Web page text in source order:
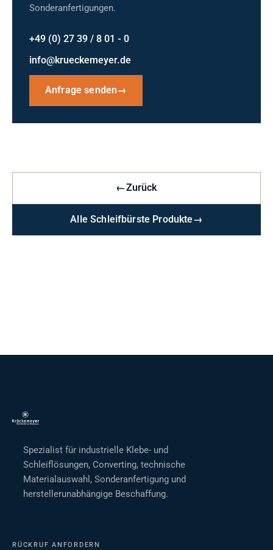
Sonderanfertigungen.
+49 (0) 27 39 / 8 01 - 0
info@krueckemeyer.de
Anfrage senden→
←Zurück
Alle Schleifbürste Produkte→
Spezialist für industrielle Klebe- und
Schleiflösungen, Converting, technische
Materialauswahl, Sonderanfertigung und
herstellerunabhängige Beschaffung.
RÜCKRUF ANFORDERN